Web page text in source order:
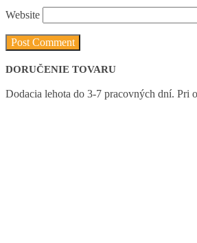
Website
DORUČENIE TOVARU
Dodacia lehota do 3-7 pracovných dní. Pri